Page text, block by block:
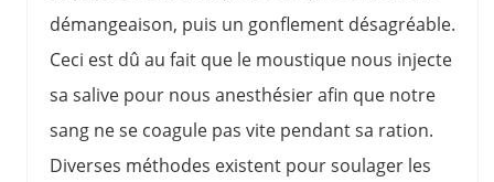
démangeaison, puis un gonflement désagréable.
Ceci est dû au fait que le moustique nous injecte
sa salive pour nous anesthésier afin que notre
sang ne se coagule pas vite pendant sa ration.
Diverses méthodes existent pour soulager les